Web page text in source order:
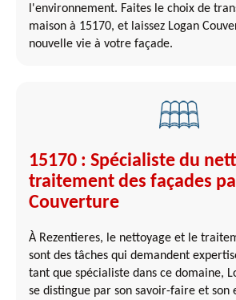
l'environnement. Faites le choix de
maison à 15170, et laissez Logan
nouvelle vie à votre façade.
15170 : Spécialiste du
traitement des façades
Couverture
À Rezentieres, le nettoyage et le
sont des tâches qui demandent
tant que spécialiste dans ce domaine,
se distingue par son savoir-faire et son